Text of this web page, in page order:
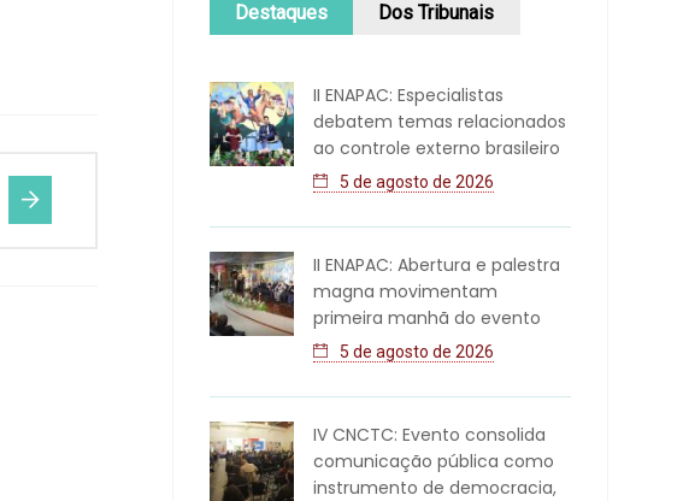
Destaques Dos Tribunais
II ENAPAC: Especialistas
debatem temas relacionados
ao controle externo brasileiro
5 de agosto de 2026
II ENAPAC: Abertura e palestra
magna movimentam
primeira manhã do evento
5 de agosto de 2026
IV CNCTC: Evento consolida
comunicação pública como
instrumento de democracia,